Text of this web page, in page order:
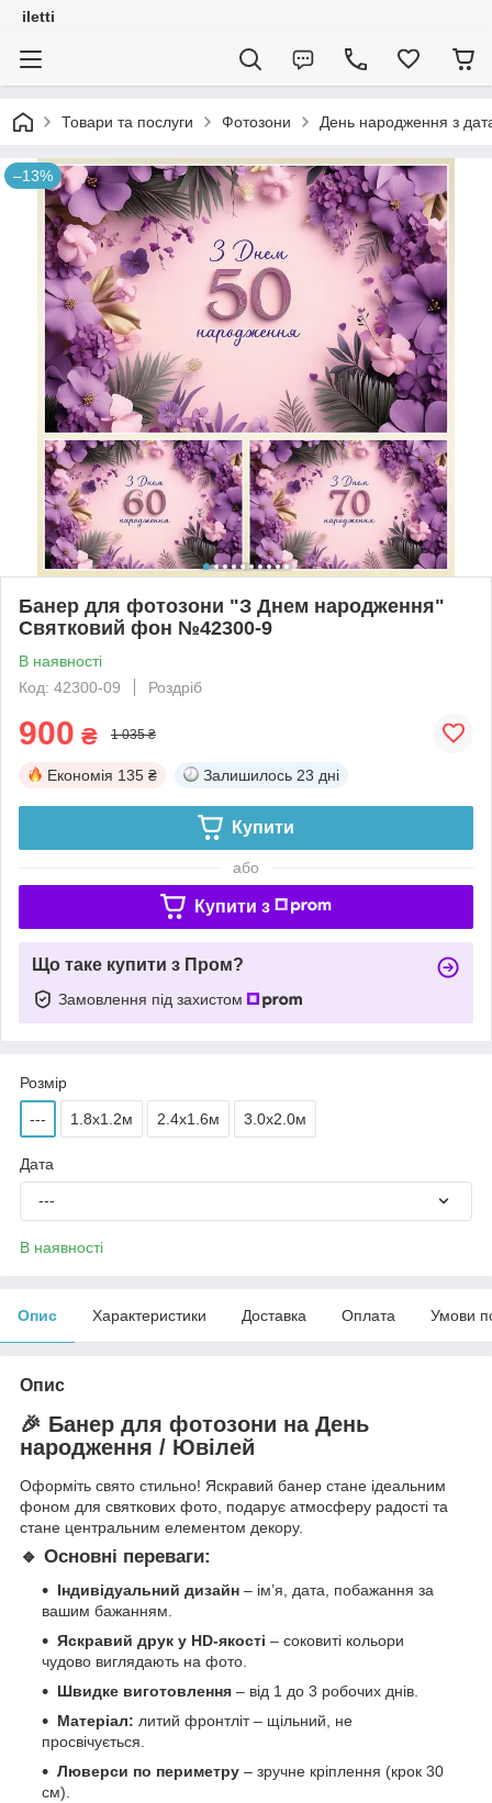
iletti
Товари та послуги Фотозони День народження з
–13%
Банер для фотозони "З Днем народження"
Святковий фон №42300-9
В наявності
Код: 42300-09
Роздріб
900 ₴ 1 035 ₴
Економія 135 ₴ Залишилось 23 дні
Купити
або
Купити з
Що таке купити з Пром?
Замовлення під захистом
Розмір
--- 1.8x1.2м 2.4x1.6м 3.0x2.0м
Дата
---
В наявності
Опис Характеристики Доставка Оплата Умови
Опис
🎉 Банер для фотозони на День
народження / Ювілей
Оформіть свято стильно! Яскравий банер стане ідеальним
фоном для святкових фото, подарує атмосферу радості та
стане центральним елементом декору.
🔹 Основні переваги:
Індивідуальний дизайн – ім’я, дата, побажання за
вашим бажанням.
Яскравий друк у HD-якості – соковиті кольори
чудово виглядають на фото.
Швидке виготовлення – від 1 до 3 робочих днів.
Матеріал: литий фронтліт – щільний, не
просвічується.
Люверси по периметру – зручне кріплення (крок 30
см).